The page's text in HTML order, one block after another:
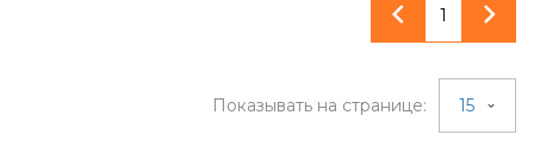
1
Показывать на странице: 15